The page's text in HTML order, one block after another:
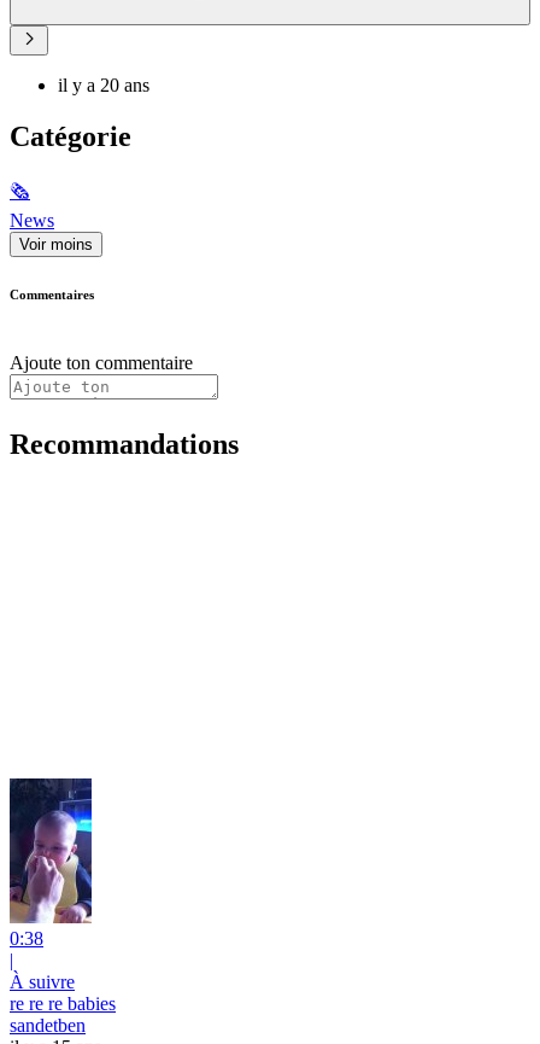
il y a 20 ans
Catégorie
🗞
News
Voir moins
Commentaires
Ajoute ton commentaire
Recommandations
0:38
|
À suivre
re re re babies
sandetben